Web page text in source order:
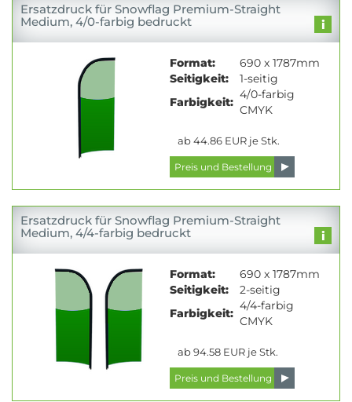
Ersatzdruck für Snowflag Premium-Straight
Medium, 4/0-farbig bedruckt
Format:
690 x 1787mm
Seitigkeit:
1-seitig
Farbigkeit:
4/0-farbig
CMYK
ab 44.86 EUR je Stk.
Ersatzdruck für Snowflag Premium-Straight
Medium, 4/4-farbig bedruckt
Format:
690 x 1787mm
Seitigkeit:
2-seitig
Farbigkeit:
4/4-farbig
CMYK
ab 94.58 EUR je Stk.